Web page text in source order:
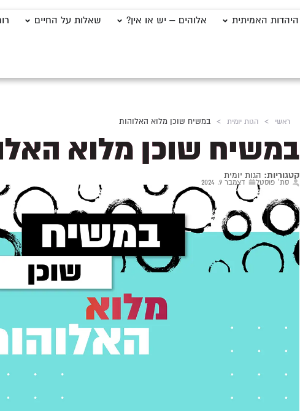
היהדות האמיתית אלוהים – יש או אין? שאלות על החיים
ראשי > הגות יומית > במשיח שוכן מלוא האלוהות
במשיח שוכן מלוא
קטגוריות: הגות יומית
סת' פוסטל דצמבר 9, 2024